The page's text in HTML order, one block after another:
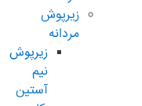
زیرپوش
مردانه
زیرپوش
نیم
آستین